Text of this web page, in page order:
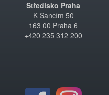
Středisko Praha
K Šancím 50
163 00 Praha 6
+420 235 312 200